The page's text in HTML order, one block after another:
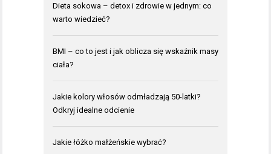
Dieta sokowa – detox i zdrowie w jednym: co
warto wiedzieć?
BMI – co to jest i jak oblicza się wskaźnik masy
ciała?
Jakie kolory włosów odmładzają 50-latki?
Odkryj idealne odcienie
Jakie łóżko małżeńskie wybrać?